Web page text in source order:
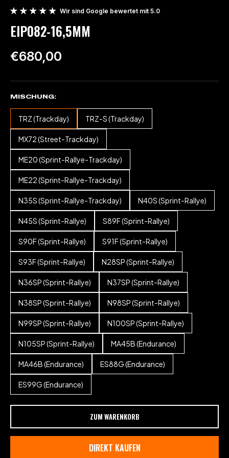
Wir sind Google bewertet mit 5.0
EIP082-16,5MM
€680,00
MISCHUNG
TRZ (Trackday) TRZ-S (Trackday)
MX72 (Street-Trackday)
ME20 (Sprint-Rallye-Trackday)
ME22 (Sprint-Rallye-Trackday)
N35S (Sprint-Rallye-Trackday) N40S (Sprint-Rallye)
N45S (Sprint-Rallye) S89F (Sprint-Rallye)
S90F (Sprint-Rallye) S91F (Sprint-Rallye)
S93F (Sprint-Rallye) N28SP (Sprint-Rallye)
N36SP (Sprint-Rallye) N37SP (Sprint-Rallye)
N38SP (Sprint-Rallye) N98SP (Sprint-Rallye)
N99SP (Sprint-Rallye) N100SP (Sprint-Rallye)
N105SP (Sprint-Rallye) MA45B (Endurance)
MA46B (Endurance) ES88G (Endurance)
ES99G (Endurance)
ZUM WARENKORB
DIREKT KAUFEN